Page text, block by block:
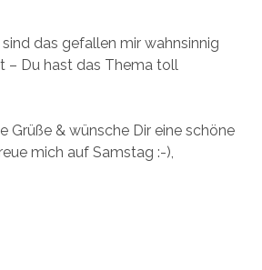
das gefallen mir wahnsinnig
– Du hast das Thema toll
Grüße & wünsche Dir eine schöne
mich auf Samstag :-),